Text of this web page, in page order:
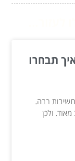
תבחרו
חשיבות רבה.
ולכן